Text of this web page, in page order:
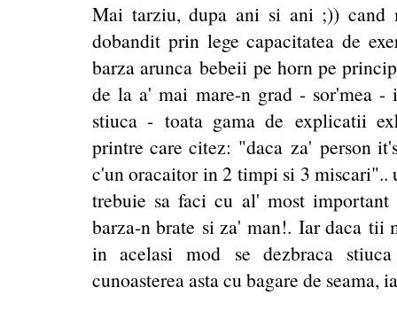
Mai tarziu, dupa ani si ani ;)) cand
dobandit prin lege capacitatea de
barza arunca bebeii pe horn pe
de la a' mai mare-n grad - sor'mea
stiuca - toata gama de explicatii
printre care citez: "daca za' person
c'un oracaitor in 2 timpi si 3
trebuie sa faci cu al' most important
barza-n brate si za' man!. Iar daca tii
in acelasi mod se dezbraca
cunoasterea asta cu bagare de